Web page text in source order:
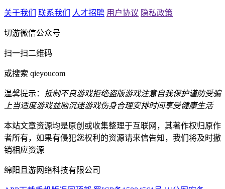
关于我们 联系我们 人才招聘 用户协议 隐私政策
切游微信公众号
扫一扫二维码
或搜索 qieyoucom
温馨提示： 抵制不良游戏拒绝盗版游戏注意自我保护谨防受骗
上当适度游戏益脑沉迷游戏伤身合理安排时间享受健康生活
本站文章资源均是原创或收集整理于互联网，其著作权归原作
者所有，如果有侵犯您权利的资源请来信告知，我们将及时撤
销相应资源
绵阳且游网络科技有限公司